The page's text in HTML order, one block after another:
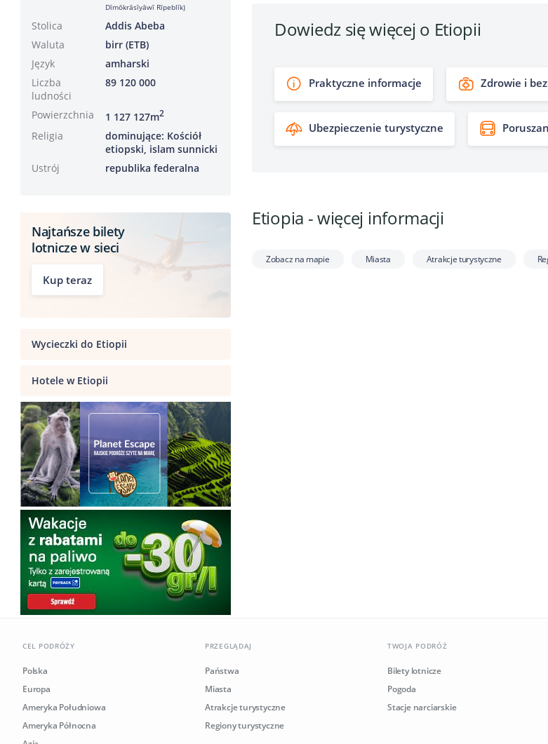
Dīmōkrāsīyāwī Rīpeblīk)
Stolica
Addis Abeba
Waluta
birr (ETB)
Język
amharski
Liczba
ludności
89 120 000
Powierzchnia 1 127 127m2
Religia
dominujące: Kościół
etiopski, islam sunnicki
Ustrój
republika federalna
Najtańsze bilety
lotnicze w sieci
Kup teraz
Wycieczki do Etiopii
Hotele w Etiopii
Dowiedz się więcej o Etiopii
Praktyczne informacje Zdrowie i
Ubezpieczenie turystyczne
Etiopia - więcej informacji
Zobacz na mapie Miasta Atrakcje turystyczne
CEL PODRÓŻY
Polska
Europa
Ameryka Południowa
Ameryka Północna
PRZEGLĄDAJ
Państwa
Miasta
Atrakcje turystyczne
Regiony turystyczne
TWOJA PODRÓŻ
Bilety lotnicze
Pogoda
Stacje narciarskie